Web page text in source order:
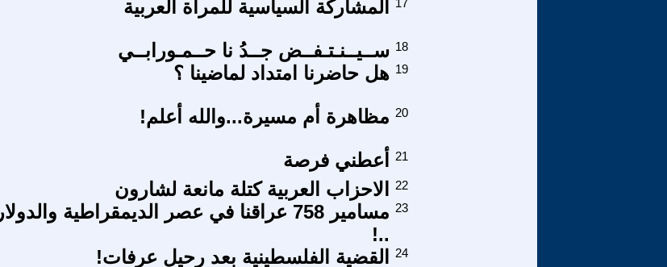
المشاركة السياسية للمرأة العربية 17
ســيــنـتـفــض جــدُ نا حــمـورابــي 18
هل حاضرنا امتداد لماضينا ؟ 19
مظاهرة أم مسيرة...والله أعلم! 20
أعطني فرصة 21
الاحزاب العربية كتلة مانعة لشارون
22
مسامير 758 عراقنا في عصر الديمقراطية والدولار
..!
23
القضية الفلسطينية بعد رحيل عرفات!
24